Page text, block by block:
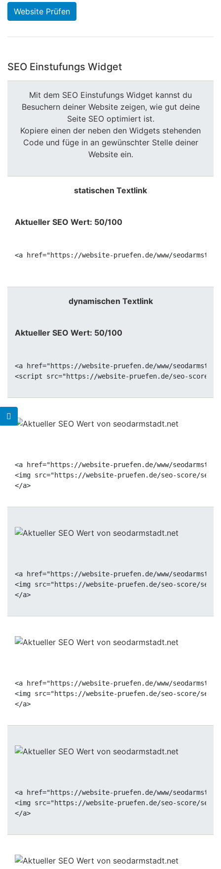
Website Prüfen
SEO Einstufungs Widget
Mit dem SEO Einstufungs Widget kannst du
Besuchern deiner Website zeigen, wie gut deine
Seite SEO optimiert ist.
Kopiere einen der neben den Widgets stehenden
Code und füge in an gewünschter Stelle deiner
Website ein.
statischen Textlink
Aktueller SEO Wert: 50/100
<a href="https://website-pruefen.de/www/
dynamischen Textlink
Aktueller SEO Wert: 50/100
<a href="https://website-pruefen.de/www/
<a href="https://website-pruefen.de/www/
<img src="https://website-pruefen.de/seo-score/
<a href="https://website-pruefen.de/www/
<img src="https://website-pruefen.de/seo-score/
<a href="https://website-pruefen.de/www/
<img src="https://website-pruefen.de/seo-score/
<a href="https://website-pruefen.de/www/
<img src="https://website-pruefen.de/seo-score/